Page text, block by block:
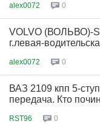
alex0072 0
VOLVO (ВОЛЬВО)-
г.левая-
alex0072 0
ВАЗ 2109 кпп 5-
передача. Кто
RST96 0